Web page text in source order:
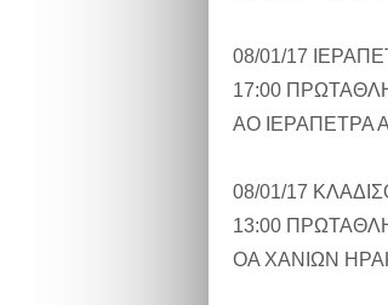
08/01/17
17:00
ΑΟ ΙΕΡΑΠΕΤΡΑ
08/01/17
13:00
ΟΑ ΧΑΝΙΩΝ